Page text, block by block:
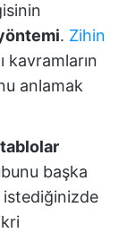
. Zihin
kavramların
anlamak
tablolar
başka
istediğinizde